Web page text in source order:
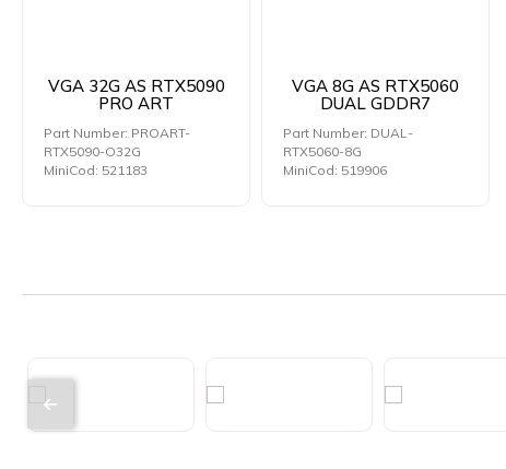
VGA 32G AS RTX5090
PRO ART
Part Number: PROART-
RTX5090-O32G
MiniCod: 521183
VGA 8G AS RTX5060
DUAL GDDR7
Part Number: DUAL-
RTX5060-8G
MiniCod: 519906